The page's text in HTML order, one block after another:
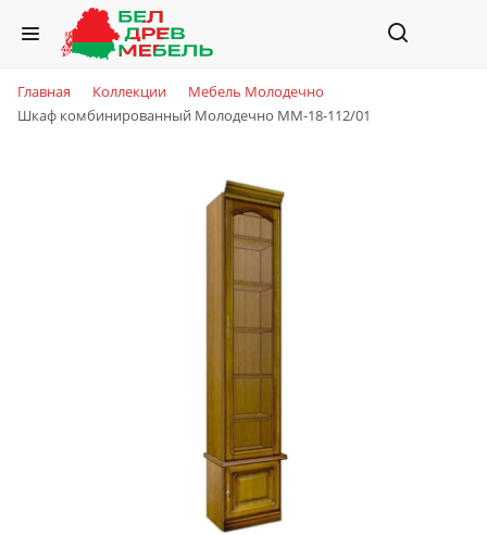
Главная Коллекции
Мебель Молодечно
Шкаф комбинированный Молодечно ММ-18-112/01